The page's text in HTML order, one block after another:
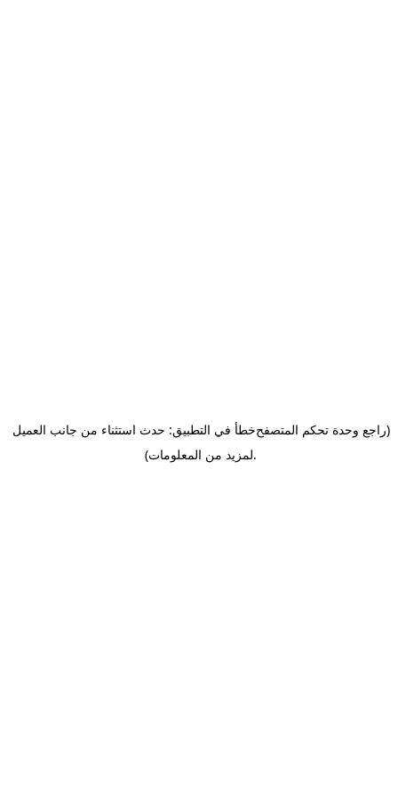
خطأ في التطبيق: حدث استثناء من جانب العميل(راجع وحدة تحكم المتصفح
لمزيد من المعلومات).